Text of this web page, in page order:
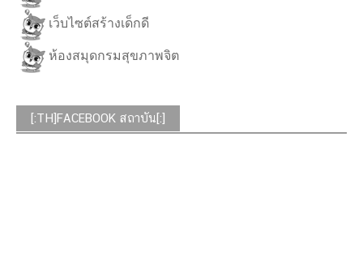
เว็บไซต์สร้างเด็กดี
ห้องสมุดกรมสุขภาพจิต
[:TH]FACEBOOK สถาบัน[:]